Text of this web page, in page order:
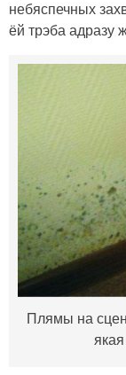
небяспечных
ёй трэба адразу
Плямы на
якая